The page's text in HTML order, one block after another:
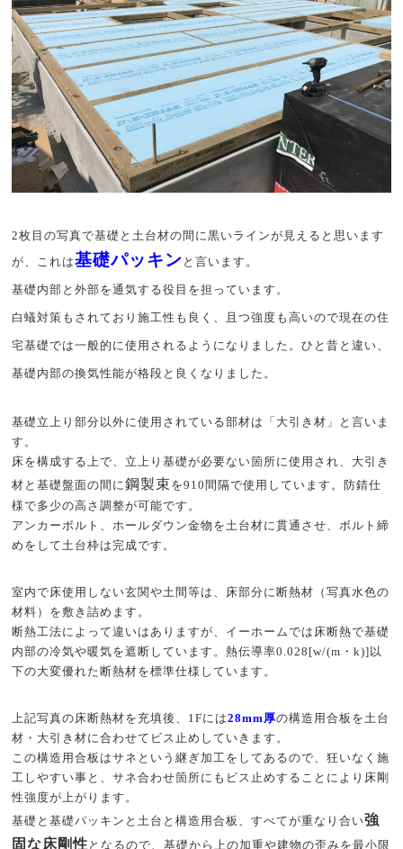
2枚目の写真で基礎と土台材の間に黒いラインが見えると思います
が、これは基礎パッキン と言います。
基礎内部と外部を通気する役目を担っています。
白蟻対策もされており施工性も良く、且つ強度も高いので現在の住
宅基礎では一般的に使用されるようになりました。ひと昔と違い、
基礎内部の換気性能が格段と良くなりました。
基礎立上り部分以外に使用されている部材は「大引き材」と言いま
す。
床を構成する上で、立上り基礎が必要ない箇所に使用され、大引き
材と基礎盤面の間に鋼製束 を910間隔で使用しています。防錆仕
様で多少の高さ調整が可能です。
アンカーボルト、ホールダウン金物を土台材に貫通させ、ボルト締
めをして土台枠は完成です。
室内で床使用しない玄関や土間等は、床部分に断熱材（写真水色の
材料）を敷き詰めます。
断熱工法によって違いはありますが、イーホームでは床断熱で基礎
内部の冷気や暖気を遮断しています。熱伝導率0.028[w/(m・k)]以
下の大変優れた断熱材を標準仕様しています。
上記写真の床断熱材を充填後、1Fには28mm厚の構造用合板を土台
材・大引き材に合わせてビス止めしていきます。
この構造用合板はサネという継ぎ加工をしてあるので、狂いなく施
工しやすい事と、サネ合わせ箇所にもビス止めすることにより床剛
性強度が上がります。
基礎と基礎パッキンと土台と構造用合板、すべてが重なり合い強
固な床剛性 となるので、基礎から上の加重や建物の歪みを最小限